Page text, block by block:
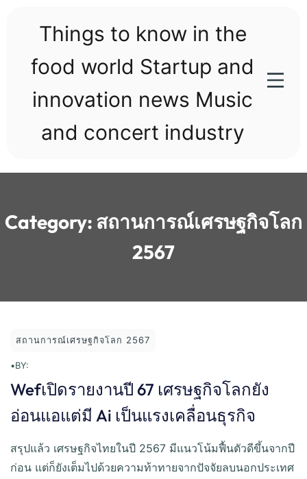
Things to know in the
food world Startup and
innovation news Music
and concert industry
Category: สถานการณ์เศรษฐกิจโลก
2567
สถานการณ์เศรษฐกิจโลก 2567
•BY:
Wefเปิดรายงานปี 67 เศรษฐกิจโลกยัง
อ่อนแอแต่มี Ai เป็นแรงเคลื่อนธุรกิจ
สรุปแล้ว เศรษฐกิจไทยในปี 2567 มีแนวโน้มฟื้นตัวดีขึ้นจากปี
ก่อน แต่ก็ยังเต็มไปด้วยความท้าทายจากปัจจัยลบนอกประเทศ